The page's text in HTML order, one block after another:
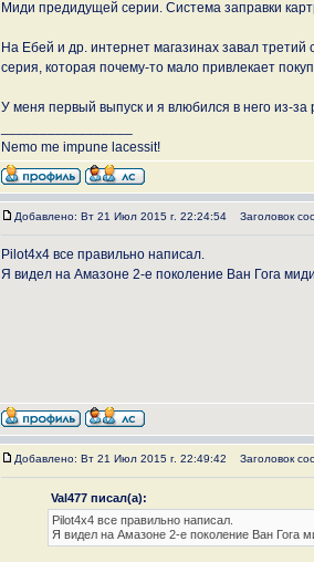
Миди предидущей серии. Система заправки
На Ебей и др. интернет магазинах завал
серия, которая почему-то мало привлекает
У меня первый выпуск и я влюбился в него из-за
Nemo me impune lacessit!
Добавлено: Вт 21 Июл 2015 г. 22:24:54 Заголовок
Pilot4x4 все правильно написал.
Я видел на Амазоне 2-е поколение Ван Гога
Добавлено: Вт 21 Июл 2015 г. 22:49:42 Заголовок
Val477 писал(а):
Pilot4x4 все правильно написал.
Я видел на Амазоне 2-е поколение Ван Гога